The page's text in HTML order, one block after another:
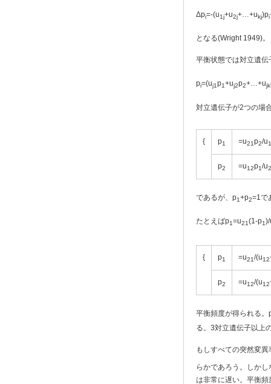
Δpi=-(u1j+u2j+…+ukj)pi
となる(Wright 1949)。
平衡状態では対立遺
pi=(uj1p1+uj2p2+…+ujk
対立遺伝子が2つの場
{ p1 =u21p2/u
p2 =u12p1/u
であるが、p1+p2=1で
たとえばp1=u21(1-p1
{ p1 =u21/(u12
p2 =u12/(u12
平衡頻度が得られる。
る。3対立遺伝子以上
もしすべての突然変
らかであろう。しか
は非常に遅い。平衡